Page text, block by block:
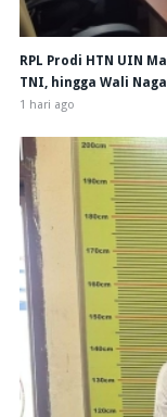
RPL Prodi HTN UIN
TNI, hingga Wali
1 hari ago